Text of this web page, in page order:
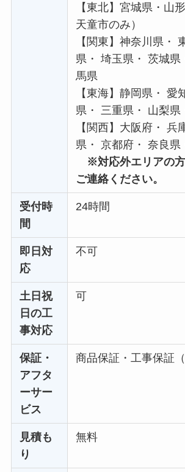
【東北】宮城県・山
天童市のみ）
【関東】神奈川県・
県・ 埼玉県・ 茨城県
馬県
【東海】静岡県・ 愛
県・ 三重県・ 山梨県
【関西】大阪府・ 兵
県・ 京都府・ 奈良県
※対応外エリアの
ご連絡ください。
受付時
間
24時間
即日対
応
不可
土日祝
日の工
事対応
可
保証・
アフタ
ーサー
ビス
商品保証・工事保証
見積も
り
無料